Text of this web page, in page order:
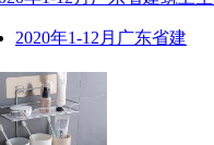
2020年1-12月广东省建